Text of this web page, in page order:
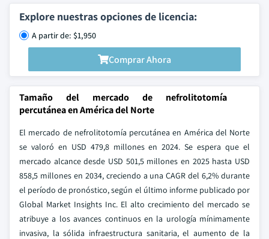
Explore nuestras opciones de licencia:
A partir de: $1,950
Comprar Ahora
Tamaño del mercado de nefrolitotomía
percutánea en América del Norte
El mercado de nefrolitotomía percutánea en América del Norte
se valoró en USD 479,8 millones en 2024. Se espera que el
mercado alcance desde USD 501,5 millones en 2025 hasta USD
858,5 millones en 2034, creciendo a una CAGR del 6,2% durante
el período de pronóstico, según el último informe publicado por
Global Market Insights Inc. El alto crecimiento del mercado se
atribuye a los avances continuos en la urología mínimamente
invasiva, la sólida infraestructura sanitaria, el aumento de la